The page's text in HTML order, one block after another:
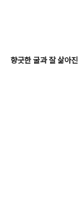
향긋한 굴과 잘 삶아